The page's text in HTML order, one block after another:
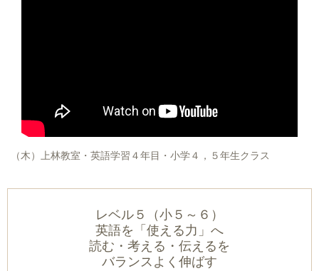
（木）上林教室・英語学習４年目・小学４，５年生クラス
レベル５（小５～６）
英語を「使える力」へ
読む・考える・伝えるを
バランスよく伸ばす